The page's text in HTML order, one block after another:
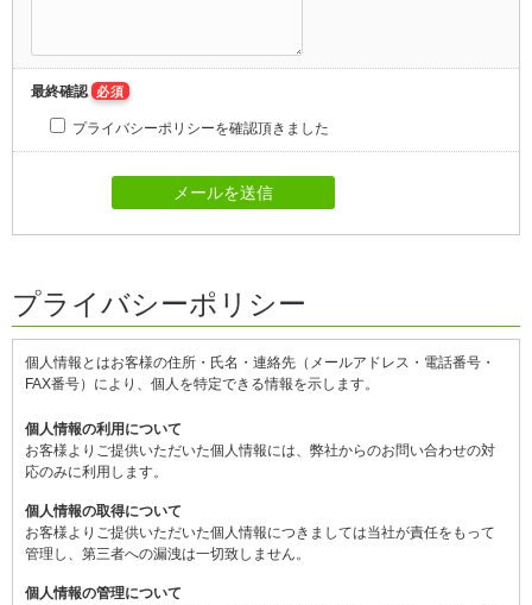
最終確認 必須
プライバシーポリシーを確認頂きました
プライバシーポリシー
個人情報とはお客様の住所・氏名・連絡先（メールアドレス・電話番号・
FAX番号）により、個人を特定できる情報を示します。
個人情報の利用について
お客様よりご提供いただいた個人情報には、弊社からのお問い合わせの対
応のみに利用します。
個人情報の取得について
お客様よりご提供いただいた個人情報につきましては当社が責任をもって
管理し、第三者への漏洩は一切致しません。
個人情報の管理について